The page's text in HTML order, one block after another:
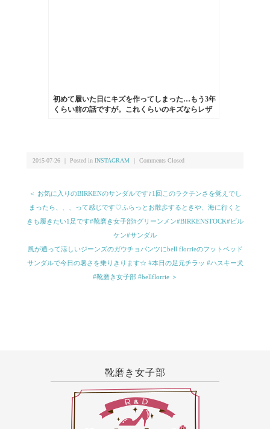
初めて履いた日にキズを作ってしまった…もう3年
くらい前の話ですが。これくらいのキズならレザ
#shoecare#shoecaregirls#enamel#highheelspumps
2015-07-26 ｜ Posted in INSTAGRAM Comments Closed
＜ お気に入りのBIRKENのサンダルです♪1回このラクチンさを覚えでし
まったら、、、って感じです♡ふらっとお散歩するときや、海に行くと
きも履きたい1足です#靴磨き女子部#グリーンメン#BIRKENSTOCK#ビル
ケン#サンダル
風が通って涼しいジーンズのガウチョパンツにbell florrieのフットベッド
サンダルで今日の暑さを乗りきります☆ #本日の足元チラッ #ハスキー犬
#靴磨き女子部 #bellflorrie ＞
靴磨き女子部